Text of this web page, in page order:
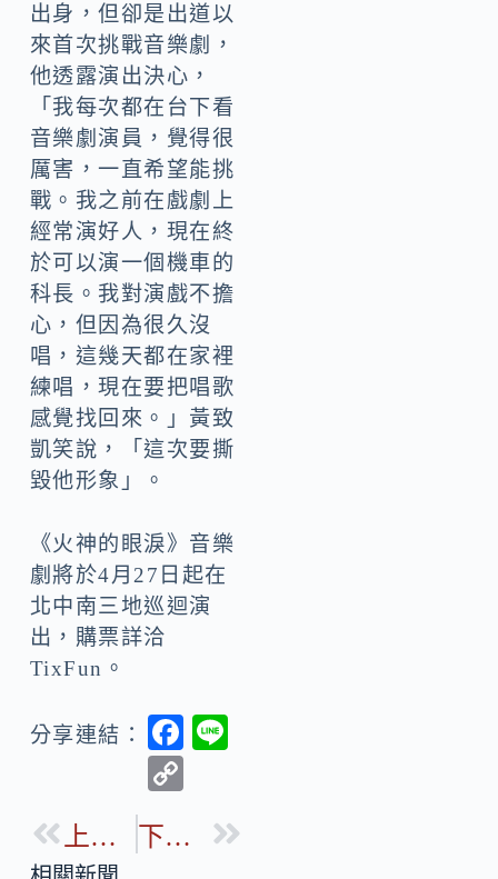
出身，但卻是出道以
來首次挑戰音樂劇，
他透露演出決心，
「我每次都在台下看
音樂劇演員，覺得很
厲害，一直希望能挑
戰。我之前在戲劇上
經常演好人，現在終
於可以演一個機車的
科長。我對演戲不擔
心，但因為很久沒
唱，這幾天都在家裡
練唱，現在要把唱歌
感覺找回來。」黃致
凱笑說，「這次要撕
毀他形象」。
《火神的眼淚》音樂
劇將於4月27日起在
北中南三地巡迴演
出，購票詳洽
TixFun。
分享連結：
F
bp
上一篇 下一篇